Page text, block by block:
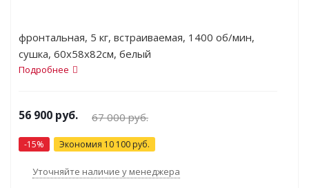
фронтальная, 5 кг, встраиваемая, 1400 oб/мин,
сушка, 60x58x82см, белый
Подробнее
56 900 руб. 67 000руб.
-15% Экономия 10 100 руб.
Уточняйте наличие у менеджера